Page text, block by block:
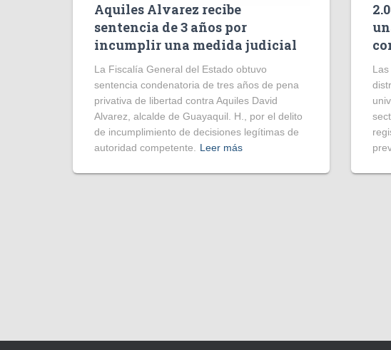
Aquiles Alvarez recibe
sentencia de 3 años por
incumplir una medida judicial
La Fiscalía General del Estado obtuvo
sentencia condenatoria de tres años de pena
privativa de libertad contra Aquiles David
Alvarez, alcalde de Guayaquil. H., por el delito
de incumplimiento de decisiones legítimas de
autoridad competente.
Leer más